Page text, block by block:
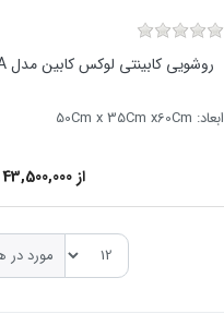
روشویی کابینتی لوکس کابین مدل 619A
ابعاد: 50Cm x 35Cm x60Cm
از 43,500,000
مورد